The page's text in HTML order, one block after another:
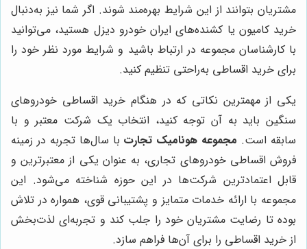
مشتریان بتوانند از این شرایط بهره‌مند شوند. اگر شما نیز به‌دنبال
خرید کامیون یا کشنده‌های ایران خودرو دیزل هستید، می‌توانید
با کارشناسان مجموعه در ارتباط باشید و شرایط مورد نظر خود را
برای خرید اقساطی به‌راحتی تنظیم کنید.
یکی از مهمترین نکاتی که در هنگام خرید اقساطی خودروهای
سنگین باید به آن توجه کنید، انتخاب یک شرکت معتبر و با
سابقه است. مجموعه هونامیک تجارت با سال‌ها تجربه در زمینه
فروش اقساطی خودروهای تجاری، به عنوان یکی از معتبرترین و
قابل اعتمادترین شرکت‌ها در این حوزه شناخته می‌شود. این
مجموعه با ارائه خدمات متمایز و پشتیبانی قوی، همواره در تلاش
بوده تا رضایت مشتریان خود را جلب کند و تجربه‌ای لذت‌بخش
از خرید اقساطی را برای آن‌ها فراهم سازد.